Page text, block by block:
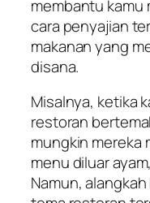
membantu kamu
cara penyajian
makanan yang
disana.
Misalnya, ketika
restoran
mungkin mereka
menu diluar
Namun,